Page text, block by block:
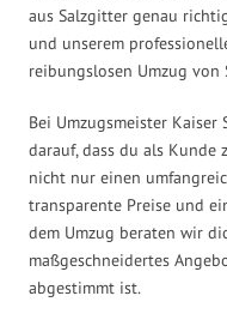
aus Salzgitter genau
und unserem
reibungslosen Umzug von
Bei Umzugsmeister
darauf, dass du als
nicht nur einen
transparente Preise und
dem Umzug beraten wir
maßgeschneidertes
abgestimmt ist.